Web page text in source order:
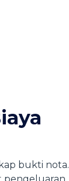
bukti nota.